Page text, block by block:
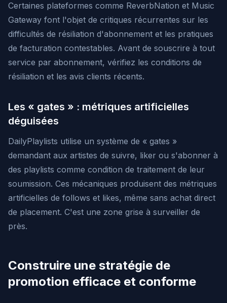
Certaines plateformes comme ReverbNation et Music
Gateway font l'objet de critiques récurrentes sur les
difficultés de résiliation d'abonnement et les pratiques
de facturation contestables. Avant de souscrire à tout
service par abonnement, vérifiez les conditions de
résiliation et les avis clients récents.
Les « gates » : métriques artificielles
déguisées
DailyPlaylists utilise un système de « gates »
demandant aux artistes de suivre, liker ou s'abonner à
des playlists comme condition de traitement de leur
soumission. Ces mécaniques produisent des métriques
artificielles de follows et likes, même sans achat direct
de placement. C'est une zone grise à surveiller de
près.
Construire une stratégie de
promotion efficace et conforme